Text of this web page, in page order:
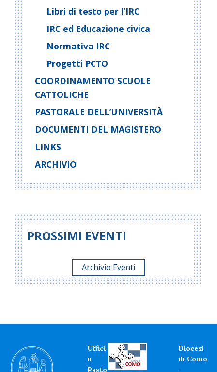
Libri di testo per l’IRC
IRC ed Educazione civica
Normativa IRC
Progetti PCTO
COORDINAMENTO SCUOLE
CATTOLICHE
PASTORALE DELL’UNIVERSITÀ
DOCUMENTI DEL MAGISTERO
LINKS
ARCHIVIO
PROSSIMI EVENTI
Archivio Eventi
Uffici
o
Pasto
Diocesi
di Como
-